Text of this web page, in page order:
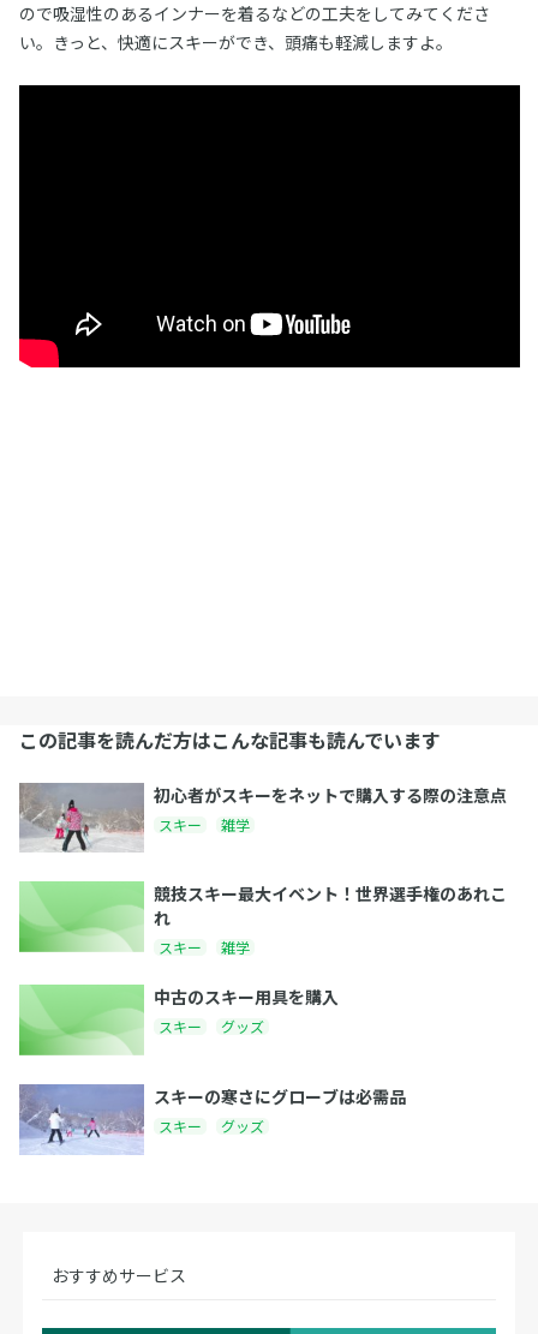
ので吸湿性のあるインナーを着るなどの工夫をしてみてくださ
い。きっと、快適にスキーができ、頭痛も軽減しますよ。
この記事を読んだ方はこんな記事も読んでいます
初心者がスキーをネットで購入する際の注意点
スキー 雑学
競技スキー最大イベント！世界選手権のあれこ
れ
スキー 雑学
中古のスキー用具を購入
スキー グッズ
スキーの寒さにグローブは必需品
スキー グッズ
おすすめサービス